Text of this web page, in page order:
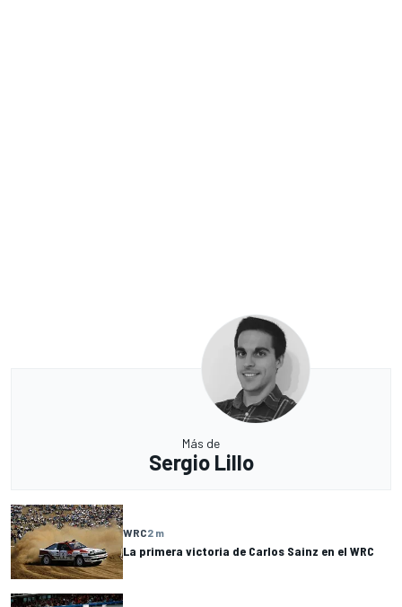
Más de
Sergio Lillo
WRC2 m
La primera victoria de Carlos Sainz en el WRC